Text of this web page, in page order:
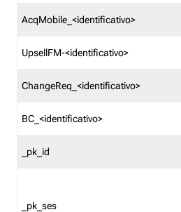
AcqMobile_<identificativo>
UpsellFM-<identificativo>
ChangeReq_<identificativo>
BC_<identificativo>
_pk_id
_pk_ses